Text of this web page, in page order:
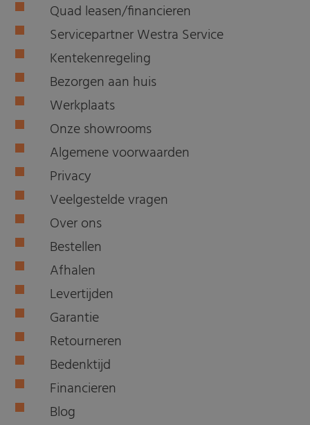
Quad leasen/financieren
Servicepartner Westra Service
Kentekenregeling
Bezorgen aan huis
Werkplaats
Onze showrooms
Algemene voorwaarden
Privacy
Veelgestelde vragen
Over ons
Bestellen
Afhalen
Levertijden
Garantie
Retourneren
Bedenktijd
Financieren
Blog